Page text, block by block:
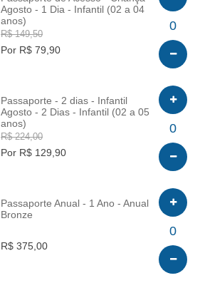
Agosto - 1 Dia - Infantil (02 a 04
anos)
R$ 149,50
Por R$ 79,90
0
Passaporte - 2 dias - Infantil
Agosto - 2 Dias - Infantil (02 a 05
anos)
R$ 224,00
Por R$ 129,90
0
Passaporte Anual - 1 Ano - Anual
Bronze
R$ 375,00
0